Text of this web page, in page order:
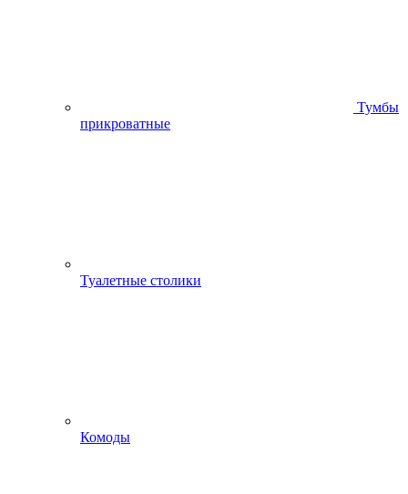
Тумбы
прикроватные
Туалетные столики
Комоды